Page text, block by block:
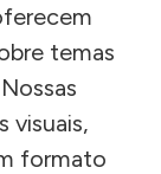
temas
visuais,
formato